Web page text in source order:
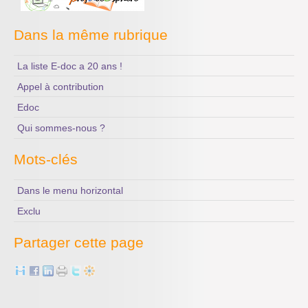
Dans la même rubrique
La liste E-doc a 20 ans !
Appel à contribution
Edoc
Qui sommes-nous ?
Mots-clés
Dans le menu horizontal
Exclu
Partager cette page